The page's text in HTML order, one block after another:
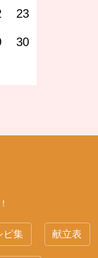
23
30
ピ集 献立表